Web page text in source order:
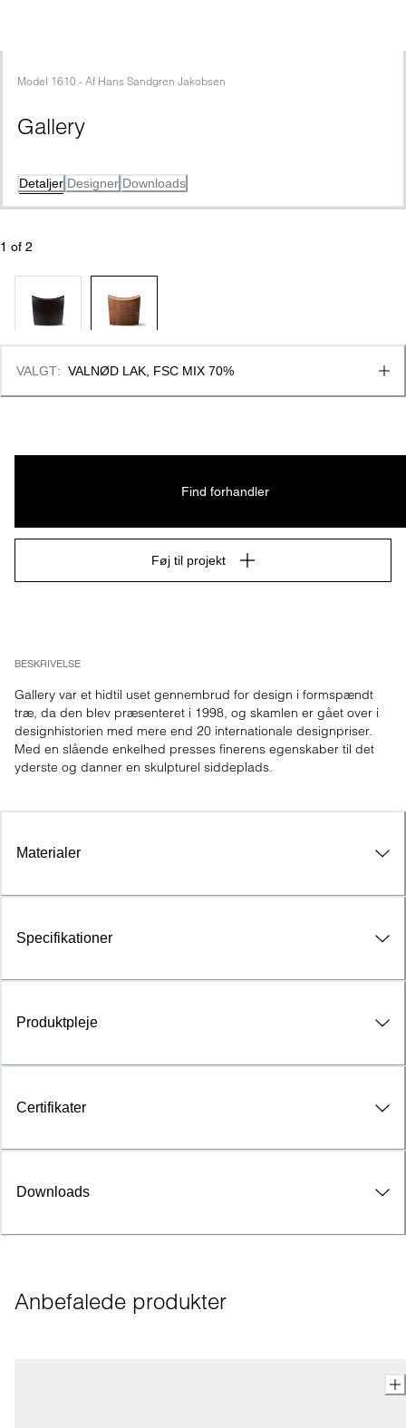
Model 1610 - Af Hans Sandgren Jakobsen
Gallery
Detaljer Designer Downloads
1 of 2
BESKRIVELSE
Gallery var et hidtil uset gennembrud for design i formspændt
træ, da den blev præsenteret i 1998, og skamlen er gået over i
designhistorien med mere end 20 internationale designpriser.
Med en slående enkelhed presses finerens egenskaber til det
yderste og danner en skulpturel siddeplads.
VALGT: VALNØD LAK, FSC MIX 70%
Find forhandler
Føj til projekt
Materialer
Specifikationer
Produktpleje
Certifikater
Downloads
Anbefalede produkter